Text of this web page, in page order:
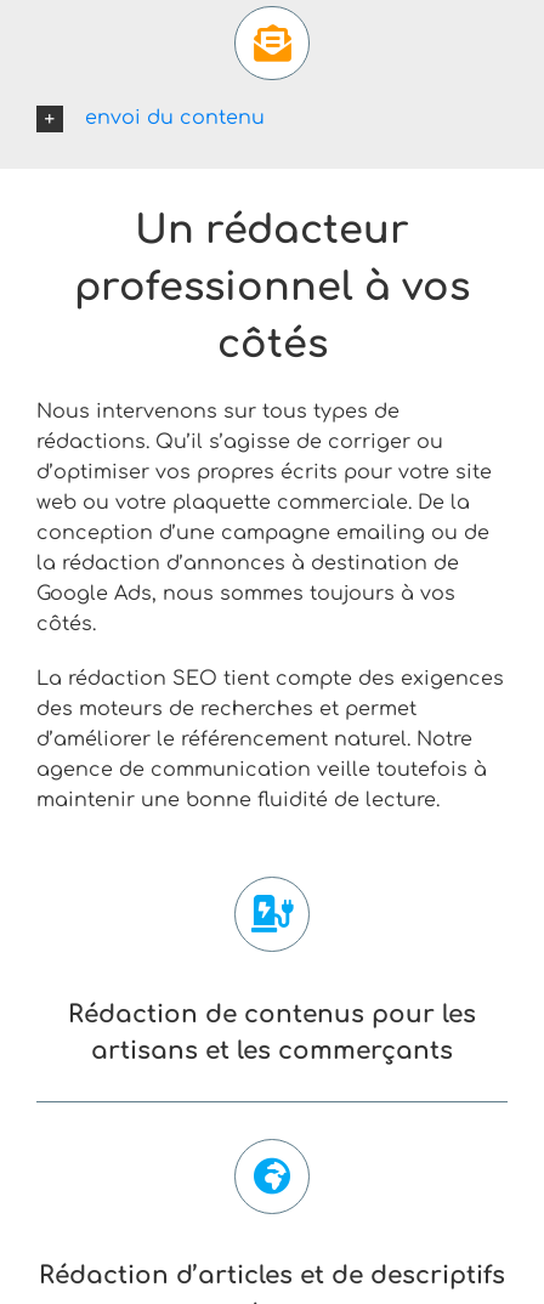
envoi du contenu
Un rédacteur
professionnel à vos
côtés
Nous intervenons sur tous types de
rédactions. Qu’il s’agisse de corriger ou
d’optimiser vos propres écrits pour votre site
web ou votre plaquette commerciale. De la
conception d’une campagne emailing ou de
la rédaction d’annonces à destination de
Google Ads, nous sommes toujours à vos
côtés.
La rédaction SEO tient compte des exigences
des moteurs de recherches et permet
d’améliorer le référencement naturel. Notre
agence de communication veille toutefois à
maintenir une bonne fluidité de lecture.
Rédaction de contenus pour les
artisans et les commerçants
Rédaction d’articles et de descriptifs